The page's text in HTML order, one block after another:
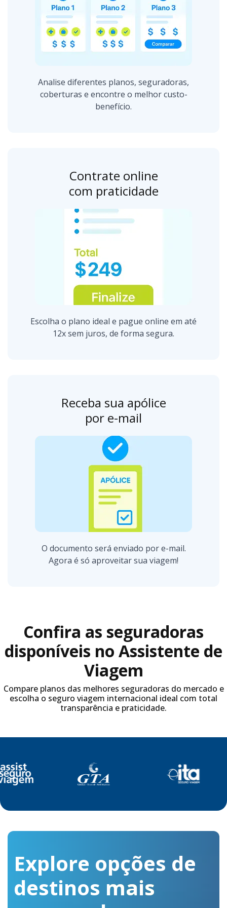
Analise diferentes planos, seguradoras,
coberturas e encontre o melhor custo-
benefício.
Contrate online
com praticidade
Escolha o plano ideal e pague online em até
12x sem juros, de forma segura.
Receba sua apólice
por e-mail
O documento será enviado por e-mail.
Agora é só aproveitar sua viagem!
Confira as seguradoras
disponíveis no Assistente de
Viagem
Compare planos das melhores seguradoras do mercado e
escolha o seguro viagem internacional ideal com total
transparência e praticidade.
Explore opções de
destinos mais